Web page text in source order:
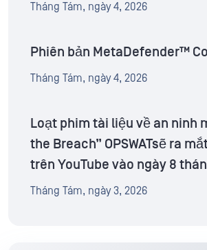
Tháng Tám, ngày 4, 2026
Phiên bản MetaDefender™
Tháng Tám, ngày 4, 2026
Loạt phim tài liệu về an ninh
the Breach” OPSWATsẽ ra
trên YouTube vào ngày 8
Tháng Tám, ngày 3, 2026